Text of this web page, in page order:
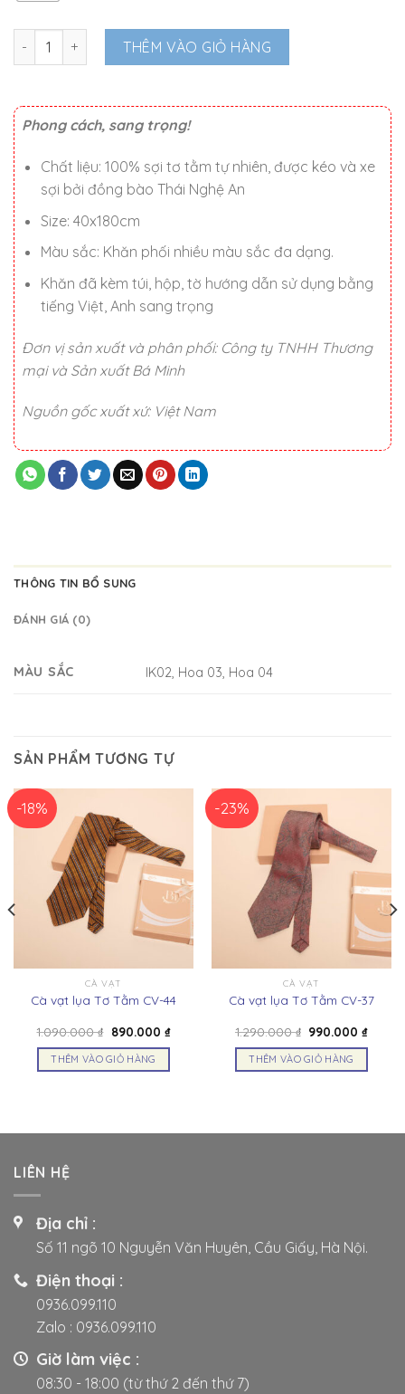
Khăn quàng Ikat Hoa số lượng
THÊM VÀO GIỎ HÀNG
Phong cách, sang trọng!
Chất liệu: 100% sợi tơ tằm tự nhiên, được kéo và xe
sợi bởi đồng bào Thái Nghệ An
Size: 40x180cm
Màu sắc: Khăn phối nhiều màu sắc đa dạng.
Khăn đã kèm túi, hộp, tờ hướng dẫn sử dụng bằng
tiếng Việt, Anh sang trọng
Đơn vị sản xuất và phân phối: Công ty TNHH Thương
mại và Sản xuất Bá Minh
Nguồn gốc xuất xứ: Việt Nam
THÔNG TIN BỔ SUNG
ĐÁNH GIÁ (0)
MÀU SẮC IK02, Hoa 03, Hoa 04
SẢN PHẨM TƯƠNG TỰ
-18%
CÀ VẠT
Cà vạt lụa Tơ Tằm CV-44
1.090.000₫ Giá
là:
1.090.000 ₫.
890.000 ₫Giá
THÊM VÀO GIỎ HÀNG
-23%
CÀ VẠT
Cà vạt lụa Tơ Tằm CV-37
1.290.000₫ Giá
là:
1.290.000 ₫.
990.000₫Giá
THÊM VÀO GIỎ HÀNG
LIÊN HỆ
Địa chỉ :
Số 11 ngõ 10 Nguyễn Văn Huyên, Cầu Giấy, Hà Nội.
Điện thoại :
0936.099.110
Zalo : 0936.099.110
Giờ làm việc :
08:30 - 18:00 (từ thứ 2 đến thứ 7)